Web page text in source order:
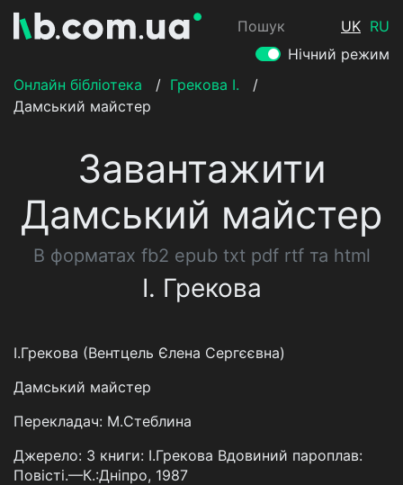
Пошук UK RU
Нічний режим
Онлайн бібліотека
/ Грекова І.
/
Дамський майстер
Завантажити
Дамський майстер
В форматах fb2 epub txt pdf rtf та html
І. Грекова
І.Грекова (Вентцель Єлена Сергєєвна)
Дамський майстер
Перекладач: М.Стеблина
Джерело: З книги: І.Грекова Вдовиний пароплав:
Повісті.—К.:Дніпро, 1987